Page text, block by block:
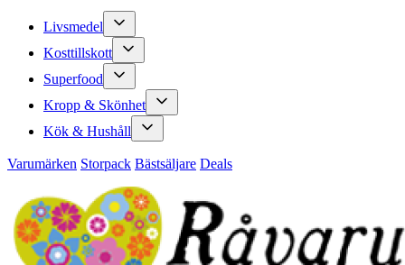
Livsmedel
Kosttillskott
Superfood
Kropp & Skönhet
Kök & Hushåll
Varumärken Storpack Bästsäljare Deals